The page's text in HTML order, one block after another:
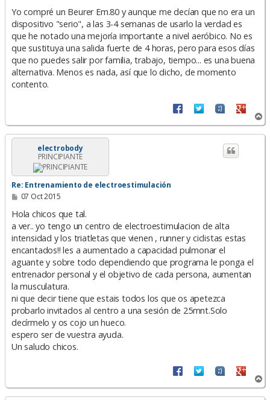
n
a
j
e
Yo compré un Beurer Em.80 y aunque me decían que no era un
dispositivo "serio", a las 3-4 semanas de usarlo la verdad es
que he notado una mejoría importante a nivel aeróbico. No es
que sustituya una salida fuerte de 4 horas, pero para esos días
que no puedes salir por familia, trabajo, tiempo... es una buena
alternativa. Menos es nada, así que lo dicho, de momento
contento.
r
r
electrobody
PRINCIPIANTE
Re: Entrenamiento de electroestimulación
M
n
a
j
e
07 Oct 2015
Hola chicos que tal.
a ver.. yo tengo un centro de electroestimulacion de alta
intensidad y los triatletas que vienen , runner y ciclistas estas
encantados!! les a aumentado a capacidad pulmonar el
aguante y sobre todo dependiendo que programa le ponga el
entrenador personal y el objetivo de cada persona, aumentan
la musculatura.
ni que decir tiene que estais todos los que os apetezca
probarlo invitados al centro a una sesión de 25mnt.Solo
decírmelo y os cojo un hueco.
espero ser de vuestra ayuda.
Un saludo chicos.
r